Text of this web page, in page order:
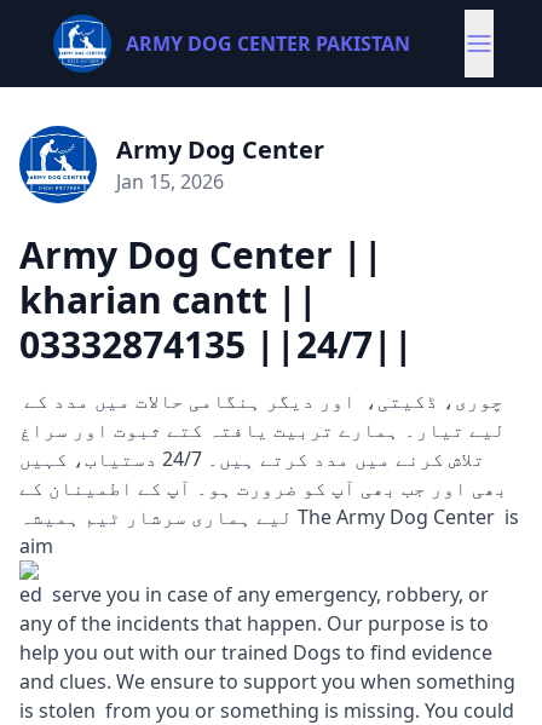
ARMY DOG CENTER PAKISTAN
Army Dog Center
Jan 15, 2026
Army Dog Center ||
kharian cantt ||
03332874135 ||24/7||
لیے تیار۔ ہمارے تربیت یافتہ کتے ثبوت اور سراغ
تلاش کرنے میں مدد کرتے ہیں۔ 24/7 دستیاب، کہیں
بھی اور جب بھی آپ کو ضرورت ہو۔ آپ کے اطمینان کے
لیے ہماری سرشار ٹیم ہمیشہ The Army Dog Center is
aim
ed serve you in case of any emergency, robbery, or
any of the incidents that happen. Our purpose is to
help you out with our trained Dogs to find evidence
and clues. We ensure to support you when something
is stolen from you or something is missing. You could